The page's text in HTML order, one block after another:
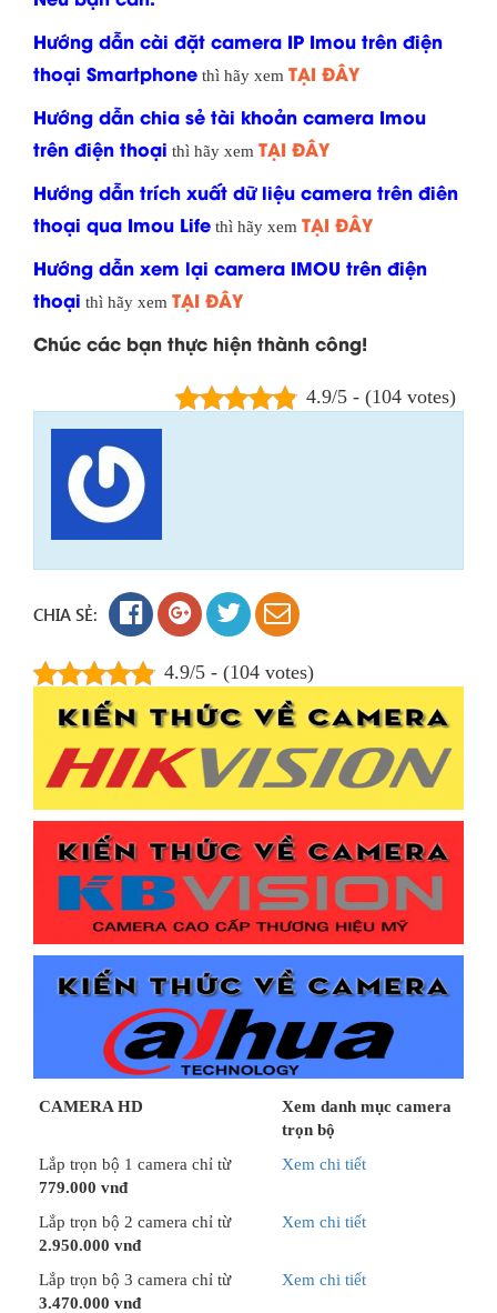
Hướng dẫn cài đặt camera IP Imou trên điện
thoại Smartphone thì hãy xem TẠI ĐÂY
Hướng dẫn chia sẻ tài khoản camera Imou
trên điện thoại thì hãy xem TẠI ĐÂY
Hướng dẫn trích xuất dữ liệu camera trên điên
thoại qua Imou Life thì hãy xem TẠI ĐÂY
Hướng dẫn xem lại camera IMOU trên điện
thoại thì hãy xem TẠI ĐÂY
Chúc các bạn thực hiện thành công!
4.9/5 - (104 votes)
CHIA SẺ:
4.9/5 - (104 votes)
CAMERA HD
Xem danh mục camera
trọn bộ
Lắp trọn bộ 1 camera chỉ từ
779.000 vnđ
Xem chi tiết
Lắp trọn bộ 2 camera chỉ từ
2.950.000 vnđ
Xem chi tiết
Lắp trọn bộ 3 camera chỉ từ
3.470.000 vnđ
Xem chi tiết